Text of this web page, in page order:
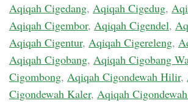
Aqiqah Cigedang, Aqiqah Cigedug,
Aqiqah Cigembor, Aqiqah Cigendel,
Aqiqah Cigentur, Aqiqah Cigereleng,
Aqiqah Cigobang, Aqiqah Cigobang
Cigombong, Aqiqah Cigondewah Hilir,
Cigondewah Kaler, Aqiqah